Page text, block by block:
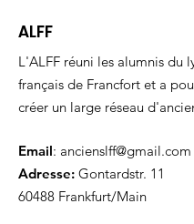
ALFF
L'ALFF réuni les alumnis du
français de Francfort et a
créer un large réseau
Email: ancienslff@gmail.com
Adresse: Gontardstr. 11
60488 Frankfurt/Main